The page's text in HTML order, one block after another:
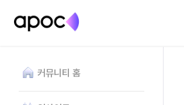
커뮤니티 홈